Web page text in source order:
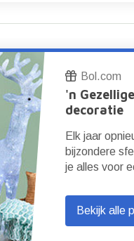
Bol.com
'n
decoratie
Elk jaar
bijzondere
je alles voor
Bekijk alle